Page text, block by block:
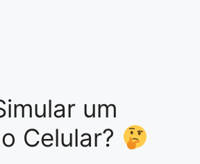
um
Celular?